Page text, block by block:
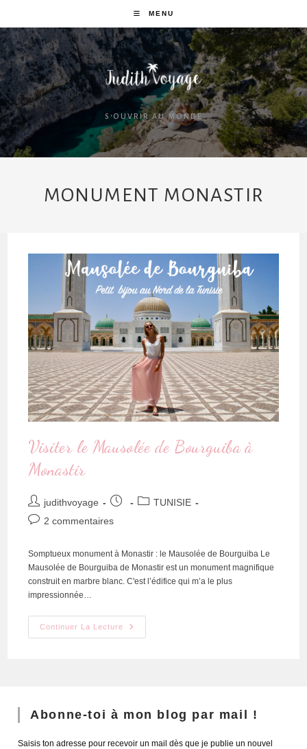
MENU
S'OUVRIR AU MONDE
MONUMENT MONASTIR
Visiter le Mausolée de Bourguiba à
Monastir
judithvoyage
TUNISIE
2 commentaires
Somptueux monument à Monastir : le Mausolée de Bourguiba Le
Mausolée de Bourguiba de Monastir est un monument magnifique
construit en marbre blanc. C'est l’édifice qui m’a le plus
impressionnée…
Continuer La Lecture
Abonne-toi à mon blog par mail !
Saisis ton adresse pour recevoir un mail dès que je publie un nouvel